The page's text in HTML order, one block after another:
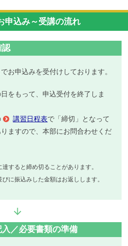
申込み～受講の流れ
認
お申込みを受付けしております。
をもって、申込受付を終了しま
講習日程表で「締切」となって
ますので、本部にお問合わせくだ
すると締め切ることがあります。
に振込みした金額はお返しします。
／必要書類の準備